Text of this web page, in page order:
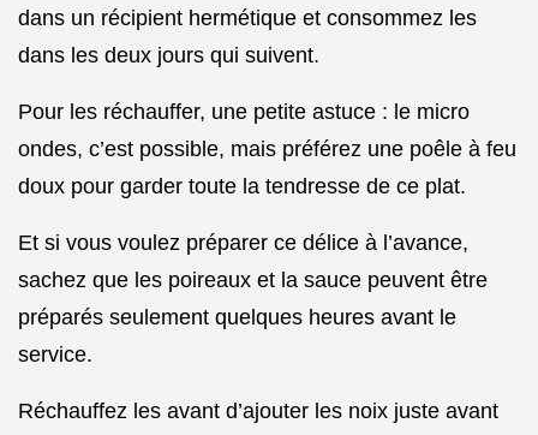
dans un récipient hermétique et consommez les
dans les deux jours qui suivent.
Pour les réchauffer, une petite astuce : le micro
ondes, c’est possible, mais préférez une poêle à feu
doux pour garder toute la tendresse de ce plat.
Et si vous voulez préparer ce délice à l’avance,
sachez que les poireaux et la sauce peuvent être
préparés seulement quelques heures avant le
service.
Réchauffez les avant d’ajouter les noix juste avant